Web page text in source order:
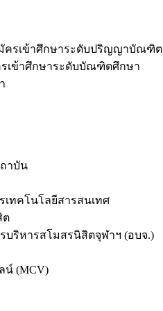
ครเข้าศึกษาระดับปริญญาบัณฑิต
เข้าศึกษาระดับบัณฑิตศึกษา
าบัน
เทคโนโลยีสารสนเทศ
ต
บริหารสโมสรนิสิตจุฬาฯ (อบจ.)
น์ (MCV)